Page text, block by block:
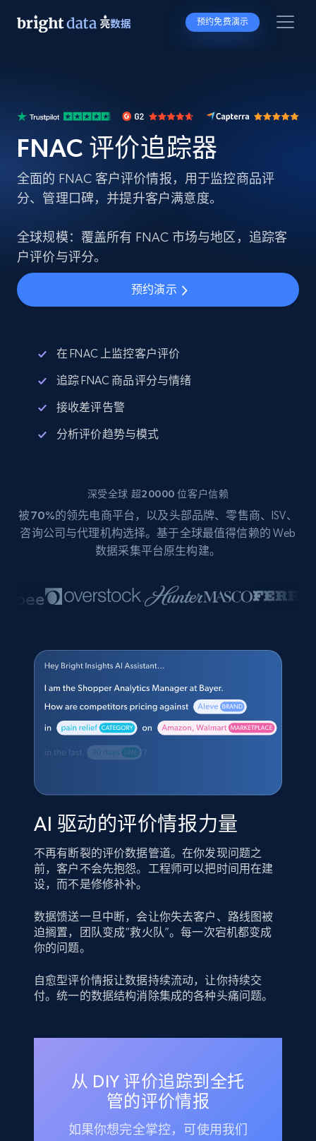
预约免费演示
FNAC 评价追踪器
全面的 FNAC 客户评价情报，用于监控商品评
分、管理口碑，并提升客户满意度。
全球规模：覆盖所有 FNAC 市场与地区，追踪客
户评价与评分。
预约演示
在 FNAC 上监控客户评价
追踪 FNAC 商品评分与情绪
接收差评告警
分析评价趋势与模式
深受全球 超20000 位客户信赖
被70%的领先电商平台，以及头部品牌、零售商、ISV、
咨询公司与代理机构选择。基于全球最值得信赖的 Web
数据采集平台原生构建。
AI 驱动的评价情报力量
不再有断裂的评价数据管道。在你发现问题之
前，客户不会先抱怨。工程师可以把时间用在建
设，而不是修修补补。
数据馈送一旦中断，会让你失去客户、路线图被
迫搁置，团队变成“救火队”。每一次宕机都变成
你的问题。
自愈型评价情报让数据持续流动，让你持续交
付。统一的数据结构消除集成的各种头痛问题。
从 DIY 评价追踪到全托
管的评价情报
如果你想完全掌控，可使用我们